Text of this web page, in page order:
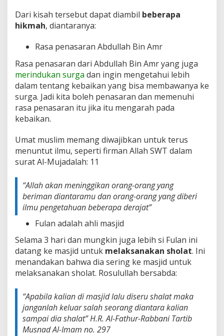
Dari kisah tersebut dapat diambil beberapa
hikmah, diantaranya:
Rasa penasaran Abdullah Bin Amr
Rasa penasaran dari Abdullah Bin Amr yang juga
merindukan surga dan ingin mengetahui lebih
dalam tentang kebaikan yang bisa membawanya ke
surga. Jadi kita boleh penasaran dan memenuhi
rasa penasaran itu jika itu mengarah pada
kebaikan.
Umat muslim memang diwajibkan untuk terus
menuntut ilmu, seperti firman Allah SWT dalam
surat Al-Mujadalah: 11
“Allah akan meninggikan orang-orang yang
beriman diantaramu dan orang-orang yang diberi
ilmu pengetahuan beberapa derajat”
Fulan adalah ahli masjid
Selama 3 hari dan mungkin juga lebih si Fulan ini
datang ke masjid untuk melaksanakan sholat. Ini
menandakan bahwa dia sering ke masjid untuk
melaksanakan sholat. Rosulullah bersabda:
“Apabila kalian di masjid lalu diseru shalat maka
janganlah keluar salah seorang diantara kalian
sampai dia shalat”H.R. Al-Fathur-Rabbani Tartib
Musnad Al-Imam no. 297